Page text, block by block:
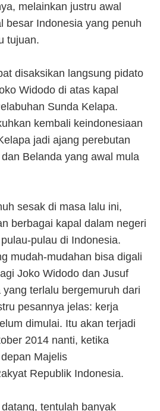
melainkan justru awal
besar Indonesia yang penuh
tujuan.
disaksikan langsung pidato
Widodo di atas kapal
Sunda Kelapa.
kembali keindonesiaan
jadi ajang perebutan
Belanda yang awal mula
sesak di masa lalu ini,
berbagai kapal dalam negeri
pulau di Indonesia.
mudah-mudahan bisa digali
Joko Widodo dan Jusuf
yang terlalu bergemuruh dari
pesannya jelas: kerja
dimulai. Itu akan terjadi
2014 nanti, ketika
Majelis
Republik Indonesia.
tentulah banyak